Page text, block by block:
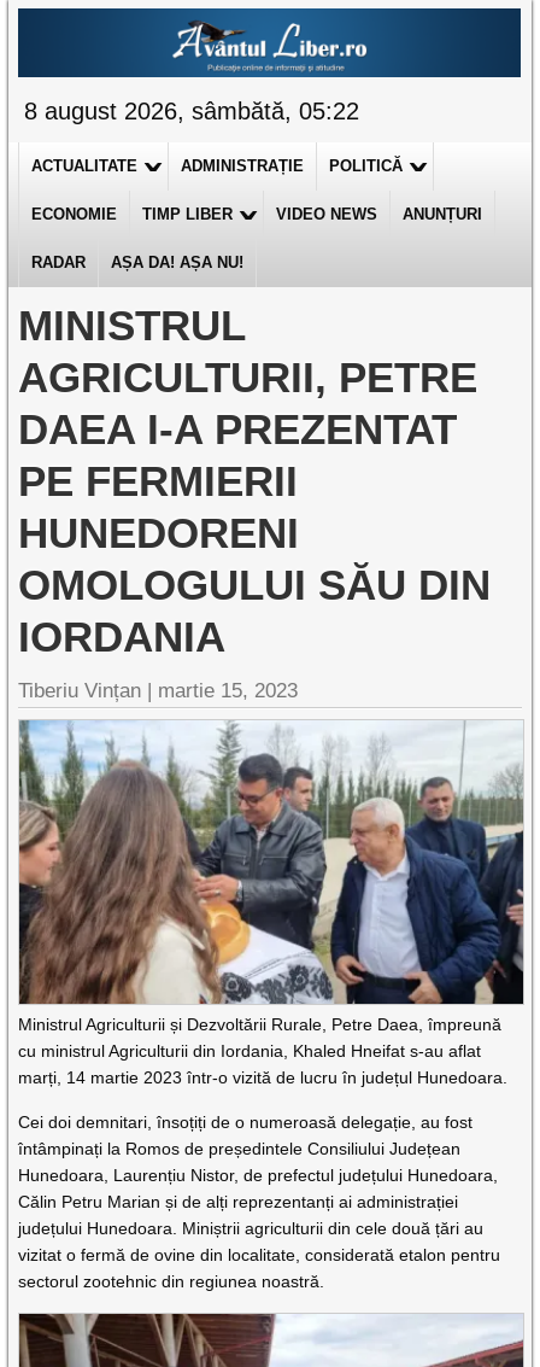
8 august 2026, sâmbătă, 05:22
ACTUALITATE ADMINISTRAȚIE POLITICĂ
ECONOMIE TIMP LIBER VIDEO NEWS ANUNȚURI
RADAR AȘA DA! AȘA NU!
MINISTRUL
AGRICULTURII, PETRE
DAEA I-A PREZENTAT
PE FERMIERII
HUNEDORENI
OMOLOGULUI SĂU DIN
IORDANIA
Tiberiu Vințan | martie 15, 2023
Ministrul Agriculturii și Dezvoltării Rurale, Petre Daea, împreună
cu ministrul Agriculturii din Iordania, Khaled Hneifat s-au aflat
marți, 14 martie 2023 într-o vizită de lucru în județul Hunedoara.
Cei doi demnitari, însoțiți de o numeroasă delegație, au fost
întâmpinați la Romos de președintele Consiliului Județean
Hunedoara, Laurențiu Nistor, de prefectul județului Hunedoara,
Călin Petru Marian și de alți reprezentanți ai administrației
județului Hunedoara. Miniștrii agriculturii din cele două țări au
vizitat o fermă de ovine din localitate, considerată etalon pentru
sectorul zootehnic din regiunea noastră.